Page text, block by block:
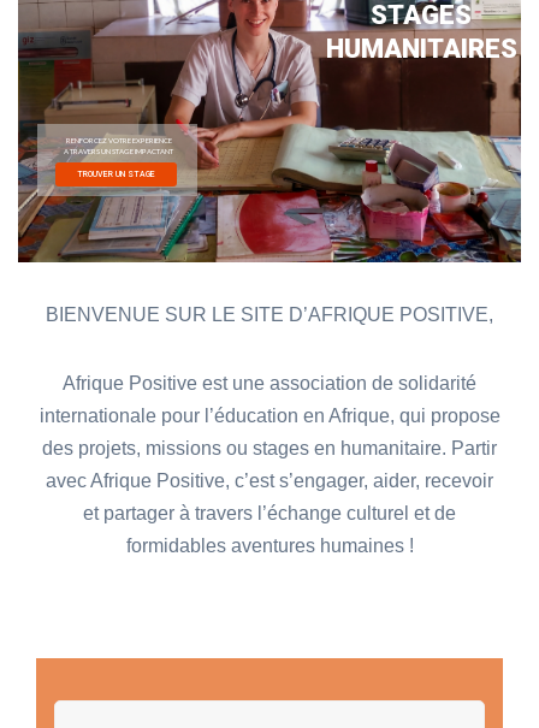
BIENVENUE SUR LE SITE D’AFRIQUE POSITIVE,
Afrique Positive est une association de solidarité
internationale pour l’éducation en Afrique, qui propose
des projets, missions ou stages en humanitaire. Partir
avec Afrique Positive, c’est s’engager, aider, recevoir
et partager à travers l’échange culturel et de
formidables aventures humaines !